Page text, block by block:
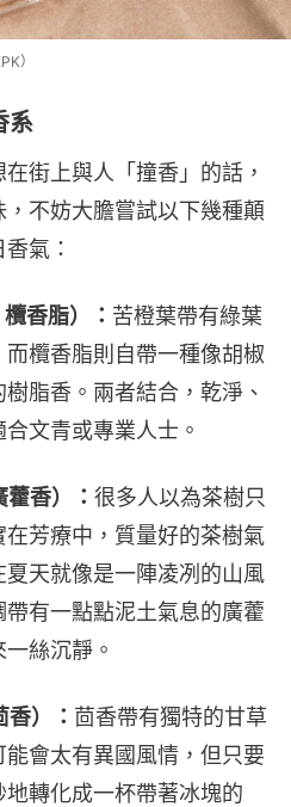
）
系
街上與人「撞香」的話，
不妨大膽嘗試以下幾種顛
氣：
香脂）： 苦橙葉帶有綠葉
欖香脂則自帶一種像胡椒
脂香。兩者結合，乾淨、
文青或專業人士。
香）： 很多人以為茶樹只
芳療中，質量好的茶樹氣
天就像是一陣凌冽的山風
有一點點泥土氣息的廣藿
絲沉靜。
）： 茴香帶有獨特的甘草
會太有異國風情，但只要
轉化成一杯帶著冰塊的